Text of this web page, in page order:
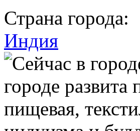
Страна города:
Индия